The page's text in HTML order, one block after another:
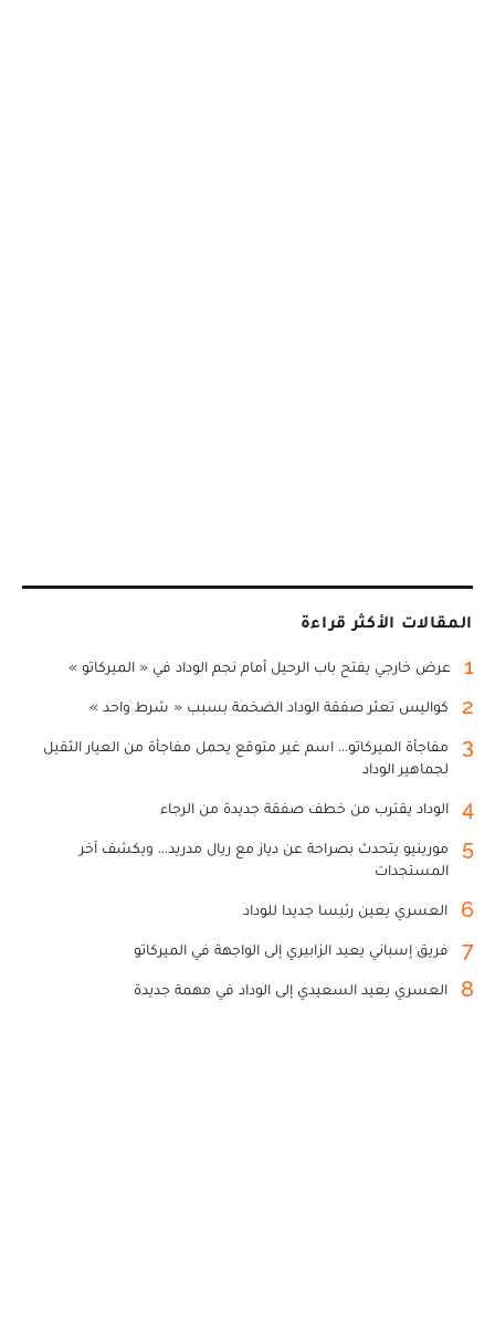
المقالات الأكثر قراءة
1 عرض خارجي يفتح باب الرحيل أمام نجم الوداد في « الميركاتو »
2 كواليس تعثر صفقة الوداد الضخمة بسبب « شرط واحد »
3
مفاجأة الميركاتو... اسم غير متوقع يحمل مفاجأة من العيار الثقيل
لجماهير الوداد
4 الوداد يقترب من خطف صفقة جديدة من الرجاء
5
مورينيو يتحدث بصراحة عن دياز مع ريال مدريد... ويكشف آخر
المستجدات
6 العسري يعين رئيسا جديدا للوداد
7 فريق إسباني يعيد الزابيري إلى الواجهة في الميركاتو
8 العسري يعيد السعيدي إلى الوداد في مهمة جديدة